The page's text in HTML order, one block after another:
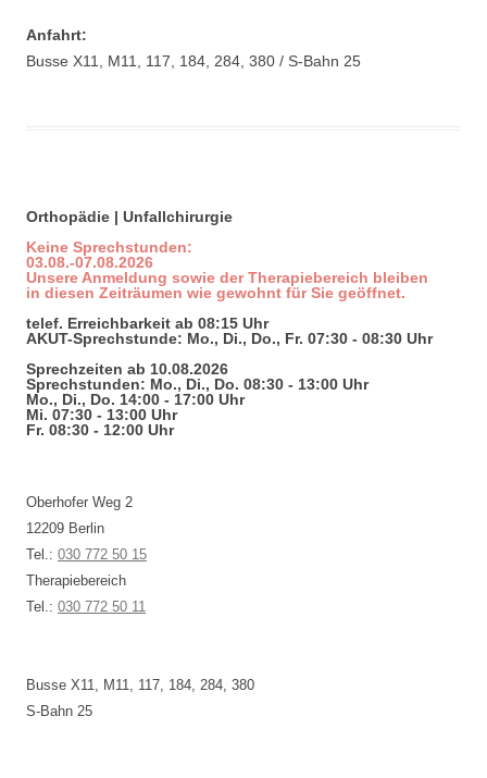
Anfahrt:
Busse X11, M11, 117, 184, 284, 380 / S-Bahn 25
Orthopädie | Unfallchirurgie
Keine Sprechstunden:
03.08.-07.08.2026
Unsere Anmeldung sowie der Therapiebereich bleiben
in diesen Zeiträumen wie gewohnt für Sie geöffnet.
telef. Erreichbarkeit ab 08:15 Uhr
AKUT-Sprechstunde: Mo., Di., Do., Fr. 07:30 - 08:30 Uhr
Sprechzeiten ab 10.08.2026
Sprechstunden: Mo., Di., Do. 08:30 - 13:00 Uhr
Mo., Di., Do. 14:00 - 17:00 Uhr
Mi. 07:30 - 13:00 Uhr
Fr. 08:30 - 12:00 Uhr
Oberhofer Weg 2
12209 Berlin
Tel.: 030 772 50 15
Therapiebereich
Tel.: 030 772 50 11
Busse X11, M11, 117, 184, 284, 380
S-Bahn 25